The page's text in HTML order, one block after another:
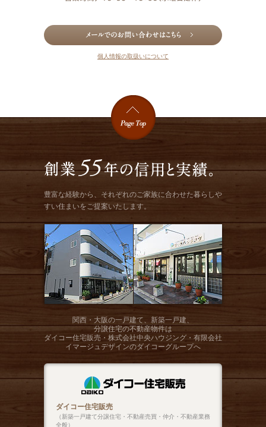
個人情報の取扱いについて
豊富な経験から、それぞれのご家族に合わせた暮らしや
すい住まいをご提案いたします。
関西・大阪の一戸建て、新築一戸建、
分譲住宅の不動産物件は
ダイコー住宅販売・株式会社中央ハウジング・有限会社
イマージュデザインのダイコーグループへ
ダイコー住宅販売
（新築一戸建て分譲住宅・不動産売買・仲介・不動産業務
全般）